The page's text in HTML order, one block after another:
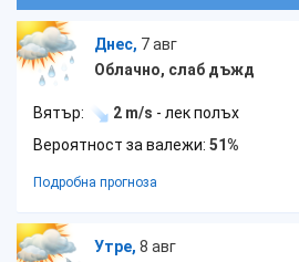
Днес, 7 авг
Облачно, слаб дъжд
Вятър: 2 m/s - лек полъх
Вероятност за валежи: 51%
Подробна прогноза
Утре, 8 авг